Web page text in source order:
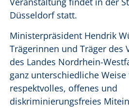
Düsseldorf statt.
Ministerpräsident Hendrik
Trägerinnen und Träger des
des Landes Nordrhein-
ganz unterschiedliche
respektvolles, offenes und
diskriminierungsfreies